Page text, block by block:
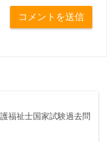
福祉士国家試験過去問